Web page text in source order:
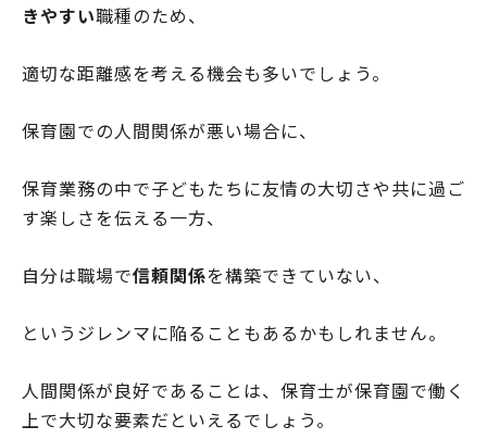
きやすい職種のため、
適切な距離感を考える機会も多いでしょう。
保育園での人間関係が悪い場合に、
保育業務の中で子どもたちに友情の大切さや共に過ご
す楽しさを伝える一方、
自分は職場で信頼関係を構築できていない、
というジレンマに陥ることもあるかもしれません。
人間関係が良好であることは、保育士が保育園で働く
上で大切な要素だといえるでしょう。